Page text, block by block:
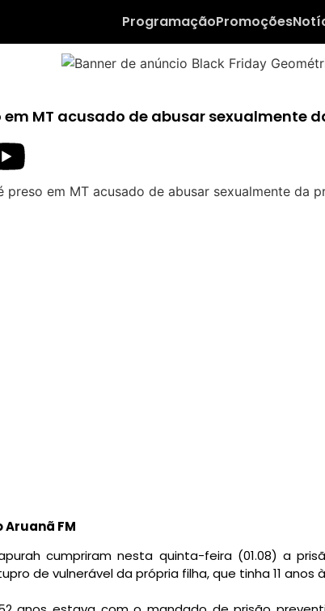
ProgramaçãoPromoções
em MT acusado de abusar sexualmente
Aruanã FM
cumpriram nesta quinta-feira (01.08) a
de vulnerável da própria filha, que tinha 11 anos